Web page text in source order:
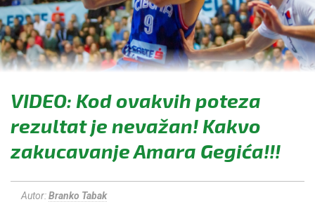
VIDEO: Kod ovakvih poteza
rezultat je nevažan! Kakvo
zakucavanje Amara Gegića!!!
Autor:Branko Tabak